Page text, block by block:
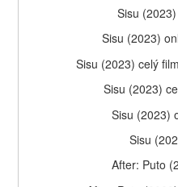
Sisu
Sisu (2023)
Sisu (2023) celý
Sisu (2023)
Sisu (2023)
Sisu
After: Puto